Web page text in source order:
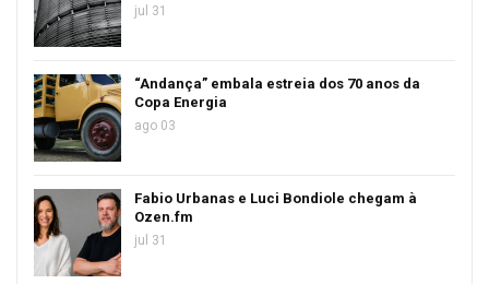
jul 31
“Andança” embala estreia dos 70 anos da
Copa Energia
ago 03
Fabio Urbanas e Luci Bondiole chegam à
Ozen.fm
jul 31